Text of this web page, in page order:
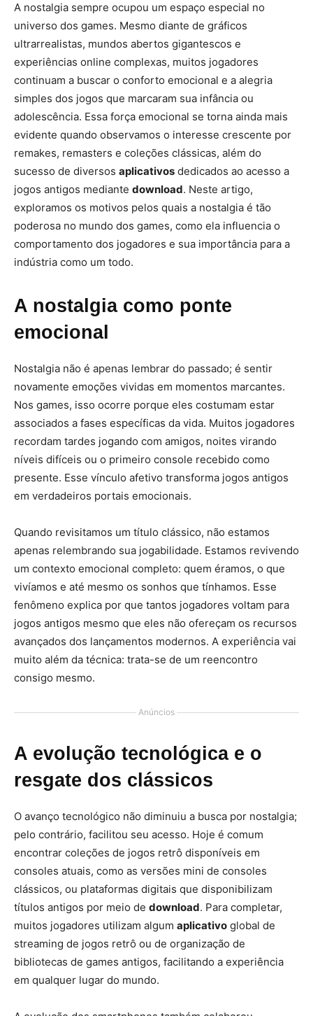
A nostalgia sempre ocupou um espaço especial no
universo dos games. Mesmo diante de gráficos
ultrarrealistas, mundos abertos gigantescos e
experiências online complexas, muitos jogadores
continuam a buscar o conforto emocional e a alegria
simples dos jogos que marcaram sua infância ou
adolescência. Essa força emocional se torna ainda mais
evidente quando observamos o interesse crescente por
remakes, remasters e coleções clássicas, além do
sucesso de diversos aplicativos dedicados ao acesso a
jogos antigos mediante download. Neste artigo,
exploramos os motivos pelos quais a nostalgia é tão
poderosa no mundo dos games, como ela influencia o
comportamento dos jogadores e sua importância para a
indústria como um todo.
A nostalgia como ponte
emocional
Nostalgia não é apenas lembrar do passado; é sentir
novamente emoções vividas em momentos marcantes.
Nos games, isso ocorre porque eles costumam estar
associados a fases específicas da vida. Muitos jogadores
recordam tardes jogando com amigos, noites virando
níveis difíceis ou o primeiro console recebido como
presente. Esse vínculo afetivo transforma jogos antigos
em verdadeiros portais emocionais.
Quando revisitamos um título clássico, não estamos
apenas relembrando sua jogabilidade. Estamos revivendo
um contexto emocional completo: quem éramos, o que
vivíamos e até mesmo os sonhos que tínhamos. Esse
fenômeno explica por que tantos jogadores voltam para
jogos antigos mesmo que eles não ofereçam os recursos
avançados dos lançamentos modernos. A experiência vai
muito além da técnica: trata-se de um reencontro
consigo mesmo.
Anúncios
A evolução tecnológica e o
resgate dos clássicos
O avanço tecnológico não diminuiu a busca por nostalgia;
pelo contrário, facilitou seu acesso. Hoje é comum
encontrar coleções de jogos retrô disponíveis em
consoles atuais, como as versões mini de consoles
clássicos, ou plataformas digitais que disponibilizam
títulos antigos por meio de download. Para completar,
muitos jogadores utilizam algum aplicativo global de
streaming de jogos retrô ou de organização de
bibliotecas de games antigos, facilitando a experiência
em qualquer lugar do mundo.